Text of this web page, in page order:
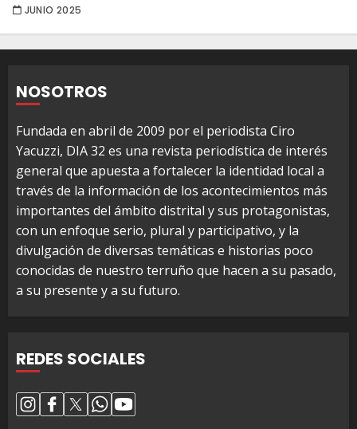
JUNIO 2025
NOSOTROS
Fundada en abril de 2009 por el periodista Ciro
Yacuzzi, DIA 32 es una revista periodística de interés
general que apuesta a fortalecer la identidad local a
través de la información de los acontecimientos más
importantes del ámbito distrital y sus protagonistas,
con un enfoque serio, plural y participativo, y la
divulgación de diversas temáticas e historias poco
conocidas de nuestro terruño que hacen a su pasado,
a su presente y a su futuro.
REDES SOCIALES